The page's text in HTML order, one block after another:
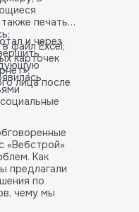
печать
файл Excel;
карточек
лица после
и через
«Вебстрой»
Как
предлагали
по
чему мы